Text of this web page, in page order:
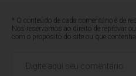
* O conteúdo de cada comentário é de
Nos reservamos ao direito de reprovar
com o propósito do site ou que